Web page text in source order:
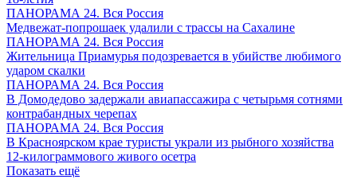
ПАНОРАМА 24. Вся Россия
Медвежат-попрошаек удалили с трассы на Сахалине
ПАНОРАМА 24. Вся Россия
Жительница Приамурья подозревается в убийстве любимого
ударом скалки
ПАНОРАМА 24. Вся Россия
В Домодедово задержали авиапассажира с четырьмя сотнями
контрабандных черепах
ПАНОРАМА 24. Вся Россия
В Красноярском крае туристы украли из рыбного хозяйства
12-килограммового живого осетра
Показать ещё